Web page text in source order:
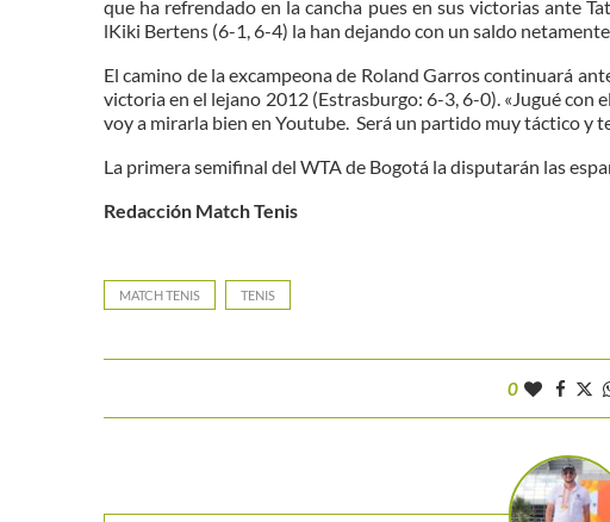
que ha refrendado en la cancha pues en sus victorias ante
lKiki Bertens (6-1, 6-4) la han dejando con un saldo
El camino de la excampeona de Roland Garros continuará
victoria en el lejano 2012 (Estrasburgo: 6-3, 6-0). «Jugué con
voy a mirarla bien en Youtube. Será un partido muy táctico y
La primera semifinal del WTA de Bogotá la disputarán las
Redacción Match Tenis
MATCH TENIS TENIS
0